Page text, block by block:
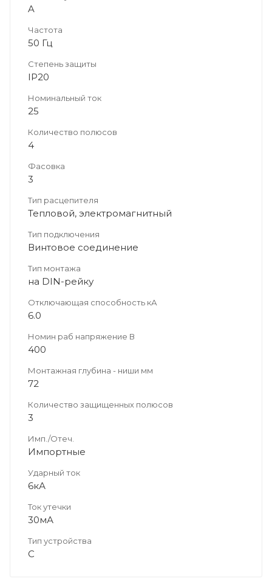
A
Частота
50 Гц
Степень защиты
IP20
Номинальный ток
25
Количество полюсов
4
Фасовка
3
Тип расцепителя
Тепловой, электромагнитный
Тип подключения
Винтовое соединение
Тип монтажа
на DIN-рейку
Отключающая способность кА
6.0
Номин раб напряжение В
400
Монтажная глубина - ниши мм
72
Количество защищенных полюсов
3
Имп./Отеч.
Импортные
Ударный ток
6кА
Ток утечки
30мА
Тип устройства
C